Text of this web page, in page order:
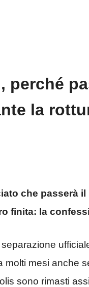
perché
la
che passerà
finita: la
molti mesi anche
sono rimasti